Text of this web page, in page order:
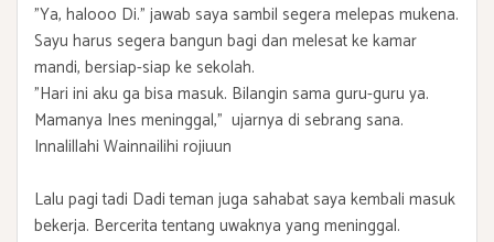
"Ya, halooo Di." jawab saya sambil segera melepas mukena.
Sayu harus segera bangun bagi dan melesat ke kamar
mandi, bersiap-siap ke sekolah.
"Hari ini aku ga bisa masuk. Bilangin sama guru-guru ya.
Mamanya Ines meninggal," ujarnya di sebrang sana.
Innalillahi Wainnailihi rojiuun
Lalu pagi tadi Dadi teman juga sahabat saya kembali masuk
bekerja. Bercerita tentang uwaknya yang meninggal.